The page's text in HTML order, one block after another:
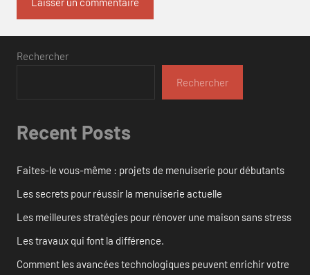
Rechercher
Rechercher
Recent Posts
Faites-le vous-même : projets de menuiserie pour débutants
Les secrets pour réussir la menuiserie actuelle
Les meilleures stratégies pour rénover une maison sans stress
Les travaux qui font la différence.
Comment les avancées technologiques peuvent enrichir votre